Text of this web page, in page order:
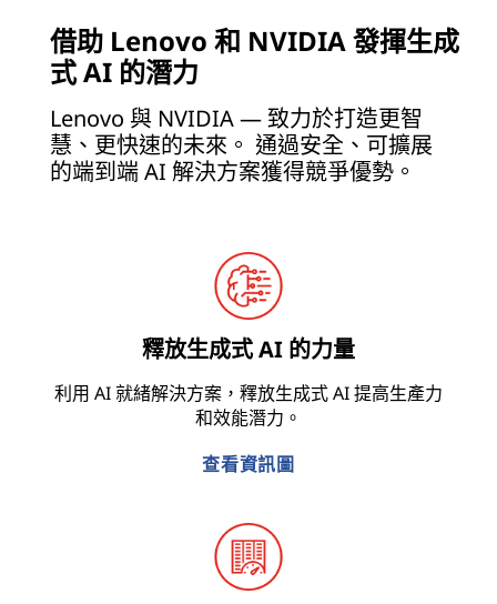
借助 Lenovo 和 NVIDIA 發揮生成
式 AI 的潛力
Lenovo 與 NVIDIA — 致力於打造更智
慧、更快速的未來。 通過安全、可擴展
的端到端 AI 解決方案獲得競爭優勢。
釋放生成式 AI 的力量
利用 AI 就緒解決方案，釋放生成式 AI 提高生產力
和效能潛力。
查看資訊圖